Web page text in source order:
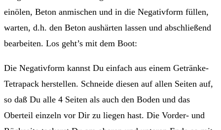
einölen, Beton anmischen und in die Negativform füllen,
warten, d.h. den Beton aushärten lassen und abschließend
bearbeiten. Los geht’s mit dem Boot:
Die Negativform kannst Du einfach aus einem Getränke-
Tetrapack herstellen. Schneide diesen auf allen Seiten auf,
so daß Du alle 4 Seiten als auch den Boden und das
Oberteil einzeln vor Dir zu liegen hast. Die Vorder- und